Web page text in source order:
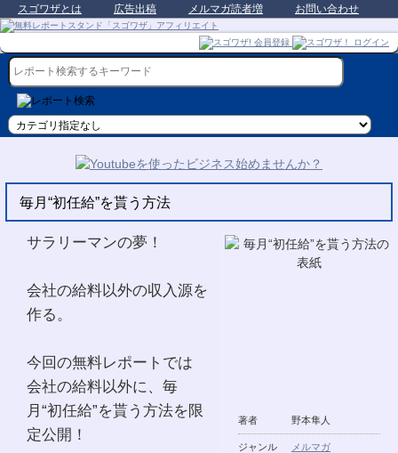
スゴワザとは 広告出稿 メルマガ読者増 お問い合わせ
毎月“初任給”を貰う方法
著者 野本隼人
ジャンル メルマガ
サラリーマンの夢！
会社の給料以外の収入源を
作る。
今回の無料レポートでは
会社の給料以外に、毎
月“初任給”を貰う方法を限
定公開！